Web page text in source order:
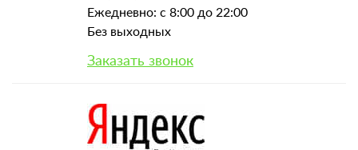
Ежедневно: с 8:00 до 22:00
Без выходных
Заказать звонок